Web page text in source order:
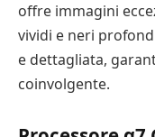
offre immagini
vividi e neri
e dettagliata,
coinvolgente.